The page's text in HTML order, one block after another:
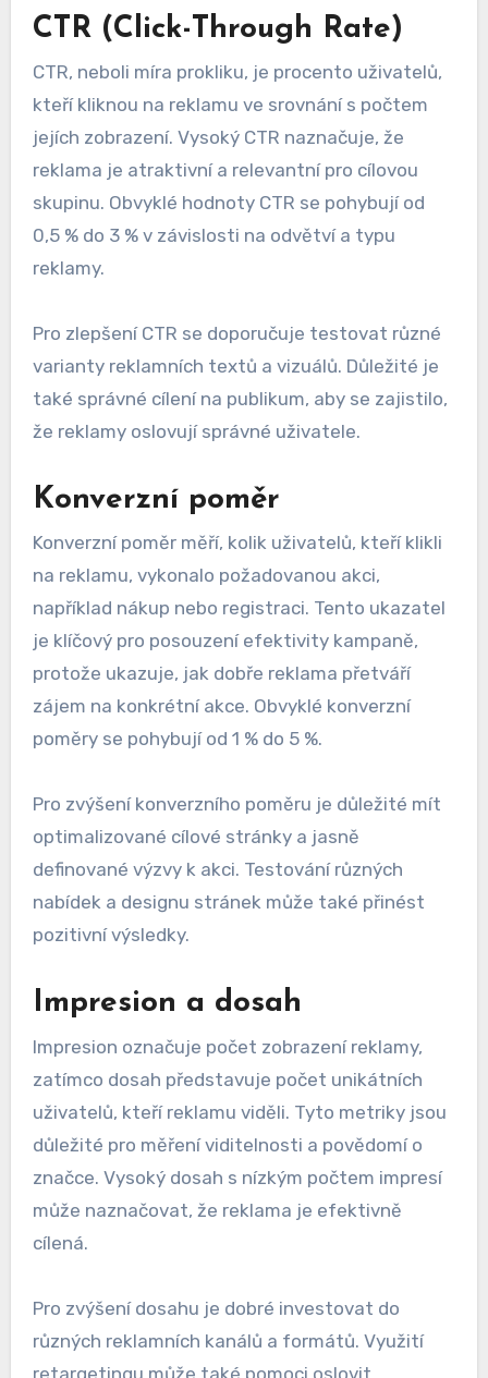
CTR (Click-Through Rate)
CTR, neboli míra prokliku, je procento uživatelů,
kteří kliknou na reklamu ve srovnání s počtem
jejích zobrazení. Vysoký CTR naznačuje, že
reklama je atraktivní a relevantní pro cílovou
skupinu. Obvyklé hodnoty CTR se pohybují od
0,5 % do 3 % v závislosti na odvětví a typu
reklamy.
Pro zlepšení CTR se doporučuje testovat různé
varianty reklamních textů a vizuálů. Důležité je
také správné cílení na publikum, aby se zajistilo,
že reklamy oslovují správné uživatele.
Konverzní poměr
Konverzní poměr měří, kolik uživatelů, kteří klikli
na reklamu, vykonalo požadovanou akci,
například nákup nebo registraci. Tento ukazatel
je klíčový pro posouzení efektivity kampaně,
protože ukazuje, jak dobře reklama přetváří
zájem na konkrétní akce. Obvyklé konverzní
poměry se pohybují od 1 % do 5 %.
Pro zvýšení konverzního poměru je důležité mít
optimalizované cílové stránky a jasně
definované výzvy k akci. Testování různých
nabídek a designu stránek může také přinést
pozitivní výsledky.
Impresion a dosah
Impresion označuje počet zobrazení reklamy,
zatímco dosah představuje počet unikátních
uživatelů, kteří reklamu viděli. Tyto metriky jsou
důležité pro měření viditelnosti a povědomí o
značce. Vysoký dosah s nízkým počtem impresí
může naznačovat, že reklama je efektivně
cílená.
Pro zvýšení dosahu je dobré investovat do
různých reklamních kanálů a formátů. Využití
retargetingu může také pomoci oslovit